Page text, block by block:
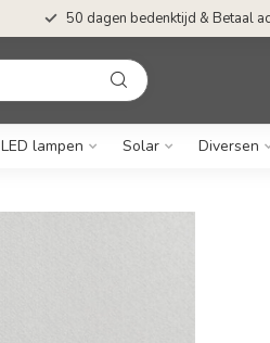
50 dagen bedenktijd & Betaal
LED lampen Solar Diversen